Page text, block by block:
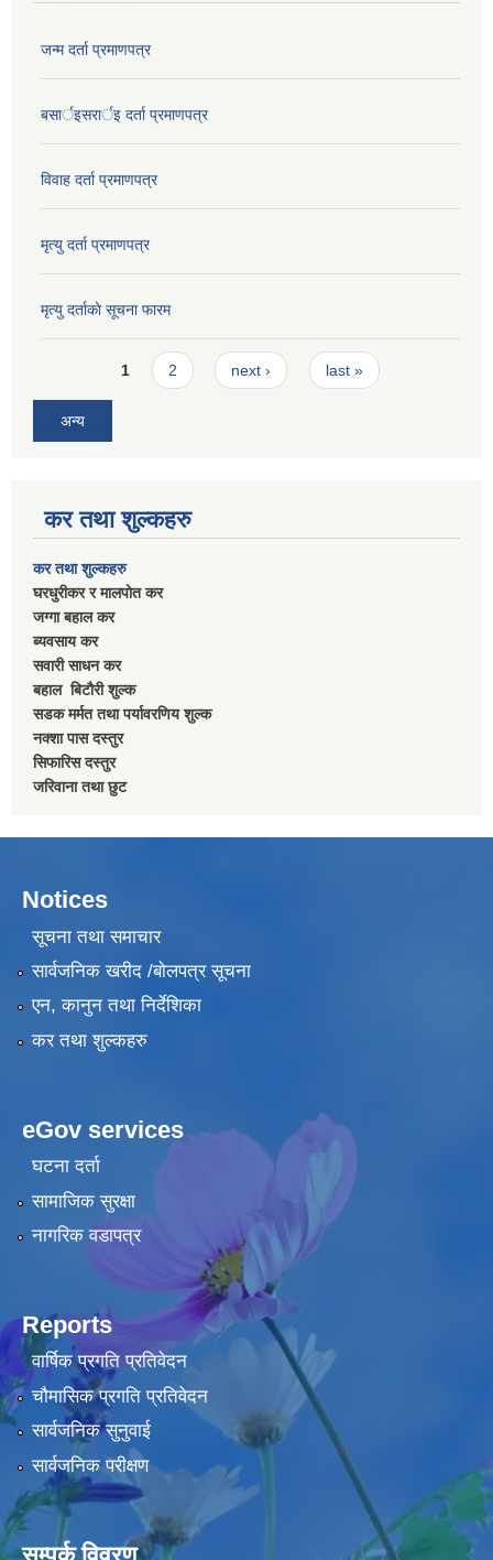
जन्म दर्ता प्रमाणपत्र
बसार्इसरार्इ दर्ता प्रमाणपत्र
विवाह दर्ता प्रमाणपत्र
मृत्यु दर्ता प्रमाणपत्र
मृत्यु दर्ताकाे सूचना फारम
Pages1 2 next › last »
अन्य
कर तथा शुल्कहरु
कर तथा शुल्कहरु
घरधुरीकर र मालपाेत कर
जग्गा बहाल कर
ब्यवसाय कर
सवारी साधन कर
बहाल बिटाैरी शुल्क
सडक मर्मत तथा पर्यावरणिय शुल्क
नक्शा पास दस्तुर
सिफारिस दस्तुर
जरिवाना तथा छुट
Notices
सूचना तथा समाचार
सार्वजनिक खरीद /बोलपत्र सूचना
एन, कानुन तथा निर्देशिका
कर तथा शुल्कहरु
eGov services
घटना दर्ता
सामाजिक सुरक्षा
नागरिक वडापत्र
Reports
वार्षिक प्रगति प्रतिवेदन
चौमासिक प्रगति प्रतिवेदन
सार्वजनिक सुनुवाई
सार्वजनिक परीक्षण